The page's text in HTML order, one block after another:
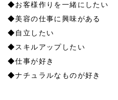
◆お客様作りを一緒にしたい
◆美容の仕事に興味がある
◆自立したい
◆スキルアップしたい
◆仕事が好き
◆ナチュラルなものが好き